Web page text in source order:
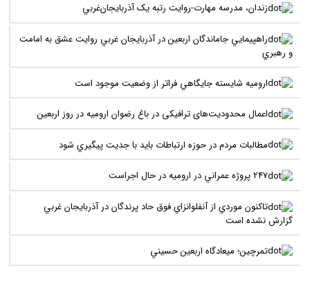
زندان، مدرسه مهارت-روايت رتبه يک آذربايجان‌غربي
راهپيمايي جاماندگان اربعين در آذربايجان غربي روايت عشق به امامت
و رهبري
اروميه شايسته جايگاهي فراتر از وضعيت موجود است
اعمال محدودیت‌های ترافیکی در باغ رضوان ارومیه در روز اربعین
مطالبات مردم در حوزه ارتباطات بايد با جديت پيگيري شود
247 پروژه عمراني در اروميه در حال اجراست
تاکنون موردي از آنفلوانزاي فوق حاد پرندگان در آذربايجان غربي
گزارش نشده است
تمرچين؛ ميعادگاه اربعين حسيني